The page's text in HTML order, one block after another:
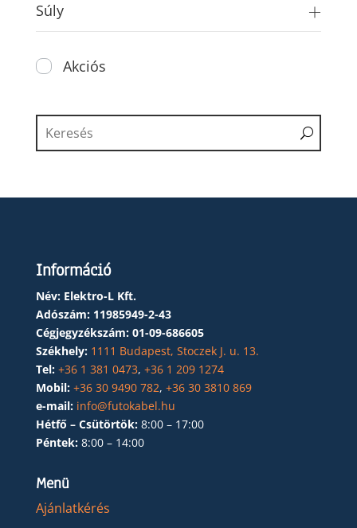
Súly
Akciós
Információ
Név: Elektro-L Kft.
Adószám: 11985949-2-43
Cégjegyzékszám: 01-09-686605
Székhely: 1111 Budapest, Stoczek J. u. 13.
Tel: +36 1 381 0473, +36 1 209 1274
Mobil: +36 30 9490 782, +36 30 3810 869
e-mail: info@futokabel.hu
Hétfő – Csütörtök: 8:00 – 17:00
Péntek: 8:00 – 14:00
Menü
Ajánlatkérés